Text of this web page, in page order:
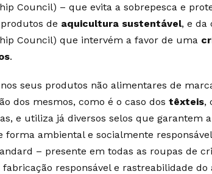
Council) – que evita a sobrepesca e
de aquicultura sustentável, e da
Council) que intervém a favor de uma
.
seus produtos não alimentares de
dos mesmos, como é o caso dos têxteis,
e utiliza já diversos selos que garantem
forma ambiental e socialmente
– presente em todas as roupas de
fabricação responsável e rastreabilidade